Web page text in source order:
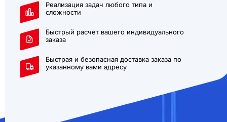
Реализация задач любого типа и
сложности
Быстрый расчет вашего индивидуального
заказа
Быстрая и безопасная доставка заказа по
указанному вами адресу